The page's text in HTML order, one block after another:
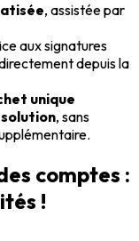
, assistée par
aux signatures
depuis la
unique
, sans
comptes :
!